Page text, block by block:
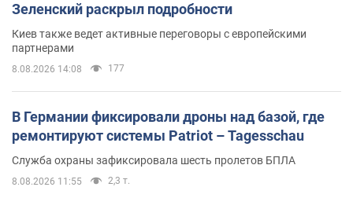
Зеленский раскрыл подробности
Киев также ведет активные переговоры с европейскими
партнерами
8.08.2026 14:08 177
В Германии фиксировали дроны над базой, где
ремонтируют системы Patriot – Tagesschau
Служба охраны зафиксировала шесть пролетов БПЛА
8.08.2026 11:55 2,3 т.